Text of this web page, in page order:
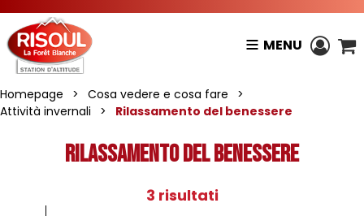
MENU
Homepage > Cosa vedere e cosa fare
>
Attività invernali
> Rilassamento del benessere
Rilassamento del benessere
3 risultati